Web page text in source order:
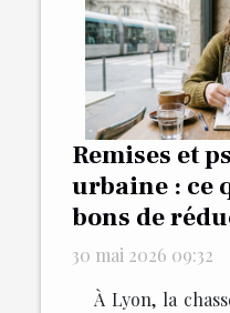
Remises et
urbaine : ce
bons de
30 mai 2026 09:32
À Lyon, la